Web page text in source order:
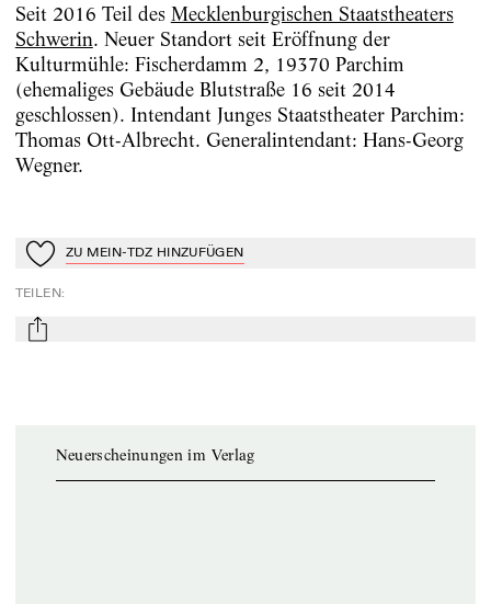
Seit 2016 Teil des Mecklenburgischen Staatstheaters
Schwerin. Neuer Standort seit Eröffnung der
Kulturmühle: Fischerdamm 2, 19370 Parchim
(ehemaliges Gebäude Blutstraße 16 seit 2014
geschlossen). Intendant Junges Staatstheater Parchim:
Thomas Ott-Albrecht. Generalintendant: Hans-Georg
Wegner.
Zu Mein-TdZ hinzufügen
ZU MEIN-TDZ HINZUFÜGEN
TEILEN:
mail
Neuerscheinungen im Verlag